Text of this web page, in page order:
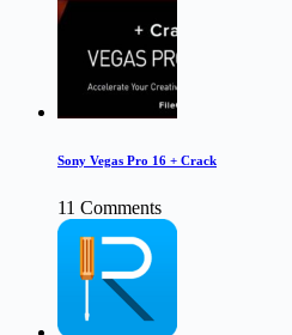
Sony Vegas Pro 16 + Crack
11 Comments